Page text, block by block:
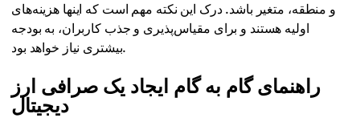
و منطقه، متغیر باشد. درک این نکته مهم است که اینها هزینه‌های
اولیه هستند و برای مقیاس‌پذیری و جذب کاربران، به بودجه
بیشتری نیاز خواهد بود.
راهنمای گام به گام ایجاد یک صرافی ارز
دیجیتال